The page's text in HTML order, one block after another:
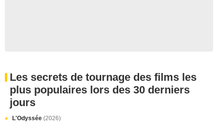
Les secrets de tournage des films les
plus populaires lors des 30 derniers
jours
L'Odyssée (2026)